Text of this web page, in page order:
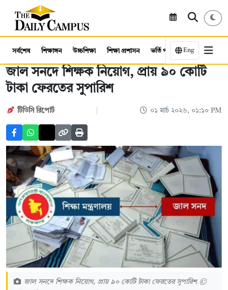
সর্বশেষ শিক্ষাঙ্গন উচ্চশিক্ষা শিক্ষা প্রশাসন ভর্তি পরীক্ষা কর্মসংস্থান
Eng
জাল সনদে শিক্ষক নিয়োগ, প্রায় ৯০ কোটি
টাকা ফেরতের সুপারিশ
টিডিসি রিপোর্ট ০১ মার্চ ২০২৬, ০১:১০ PM
জাল সনদে শিক্ষক নিয়োগ, প্রায় ৯০ কোটি টাকা ফেরতের সুপারিশ ©